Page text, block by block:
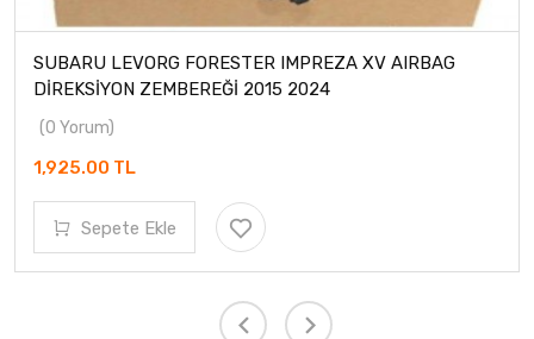
SUBARU LEVORG FORESTER IMPREZA XV AIRBAG
DİREKSİYON ZEMBEREĞİ 2015 2024
(0 Yorum)
1,925.00 TL
Sepete Ekle